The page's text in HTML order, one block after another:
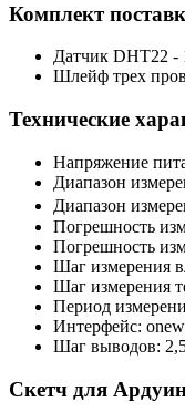
Комплект
Датчик DHT22 -
Шлейф трех
Технические
Напряжение
Диапазон
Диапазон
Погрешность
Погрешность
Шаг измерения
Шаг измерения
Период
Интерфейс:
Шаг выводов:
Скетч для